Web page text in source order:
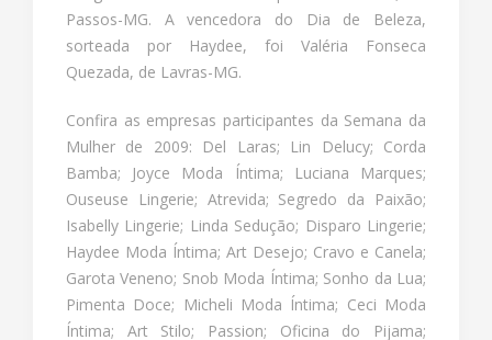
Passos-MG. A vencedora do Dia de Beleza,
sorteada por Haydee, foi Valéria Fonseca
Quezada, de Lavras-MG.
Confira as empresas participantes da Semana da
Mulher de 2009: Del Laras; Lin Delucy; Corda
Bamba; Joyce Moda Íntima; Luciana Marques;
Ouseuse Lingerie; Atrevida; Segredo da Paixão;
Isabelly Lingerie; Linda Sedução; Disparo Lingerie;
Haydee Moda Íntima; Art Desejo; Cravo e Canela;
Garota Veneno; Snob Moda Íntima; Sonho da Lua;
Pimenta Doce; Micheli Moda Íntima; Ceci Moda
Íntima; Art Stilo; Passion; Oficina do Pijama;